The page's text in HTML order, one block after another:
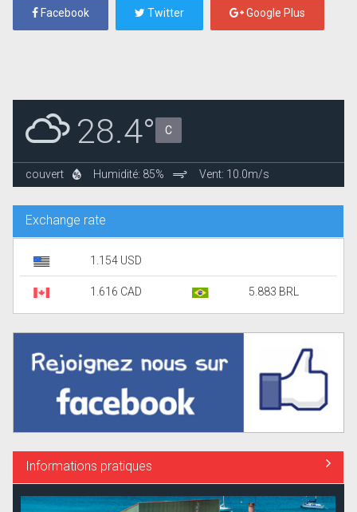
Facebook Twitter Google Plus
28.4° C
couvert Humidité: 85% Vent: 10.0m/s
Exchange rate
1.154 USD
1.616 CAD 5.883 BRL
Informations pratiques